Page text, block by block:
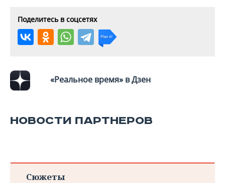
Поделитесь в соцсетях
«Реальное время» в Дзен
НОВОСТИ ПАРТНЕРОВ
Сюжеты